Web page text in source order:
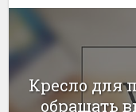
Кресло для
обращать